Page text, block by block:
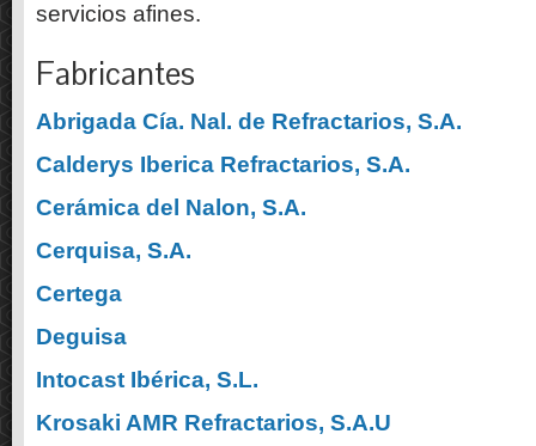
servicios afines.
Fabricantes
Abrigada Cía. Nal. de Refractarios, S.A.
Calderys Iberica Refractarios, S.A.
Cerámica del Nalon, S.A.
Cerquisa, S.A.
Certega
Deguisa
Intocast Ibérica, S.L.
Krosaki AMR Refractarios, S.A.U